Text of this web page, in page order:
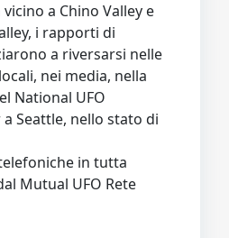
a Chino Valley e
i rapporti di
a riversarsi nelle
nei media, nella
National UFO
Seattle, nello stato di
in tutta
Mutual UFO Rete